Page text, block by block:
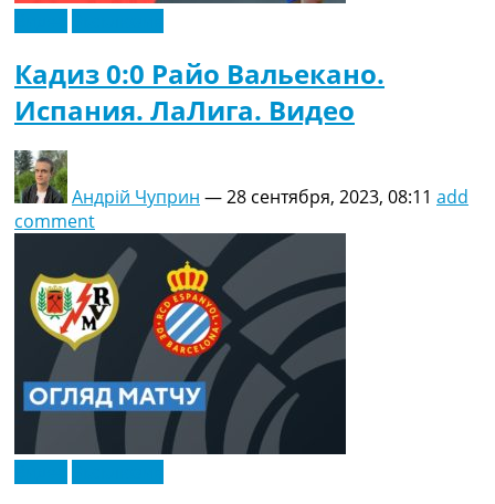
Кадиз 0:0 Райо Вальекано.
Испания. ЛаЛига. Видео
Андрій Чуприн —28 сентября, 2023, 08:11 add
comment